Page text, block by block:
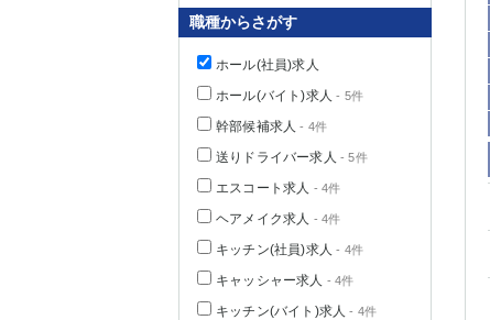
職種からさがす
ホール(社員)求人
ホール(バイト)求人 - 5件
幹部候補求人 - 4件
送りドライバー求人 - 5件
エスコート求人 - 4件
ヘアメイク求人 - 4件
キッチン(社員)求人 - 4件
キャッシャー求人 - 4件
キッチン(バイト)求人 - 4件
茨城県